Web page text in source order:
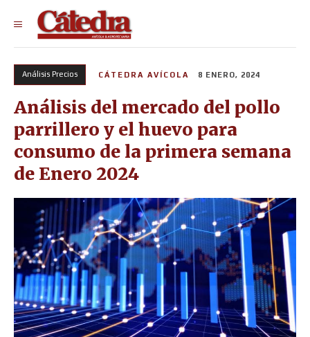
Análisis Precios CÁTEDRA AVÍCOLA 8 ENERO, 2024
Análisis del mercado del pollo
parrillero y el huevo para
consumo de la primera semana
de Enero 2024